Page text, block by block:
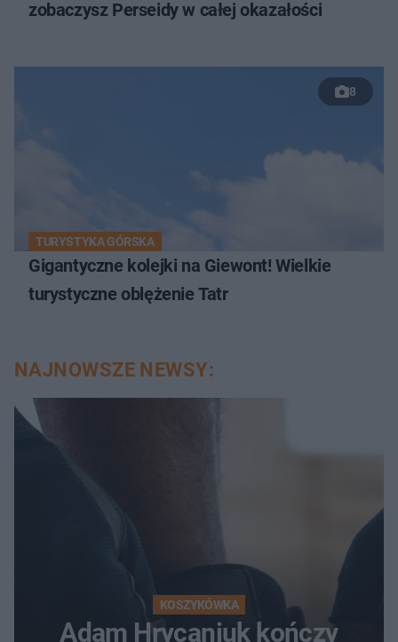
zobaczysz Perseidy w całej okazałości
8
TURYSTYKA GÓRSKA
Gigantyczne kolejki na Giewont! Wielkie
turystyczne oblężenie Tatr
NAJNOWSZE NEWSY:
KOSZYKÓWKA
Adam Hrycaniuk kończy